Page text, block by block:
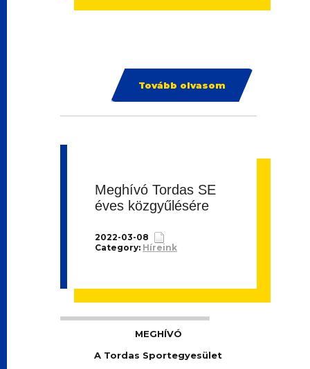
Tovább olvasom
Meghívó Tordas SE
éves közgyűlésére
2022-03-08
Category: Híreink
MEGHÍVÓ
A Tordas Sportegyesület